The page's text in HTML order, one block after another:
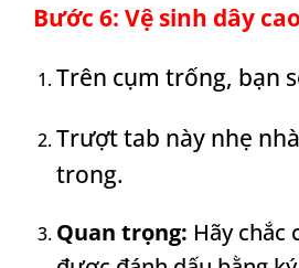
Bước 6: Vệ sinh dây
Trên cụm trống, bạn
Trượt tab này nhẹ
trong.
Quan trọng: Hãy chắc